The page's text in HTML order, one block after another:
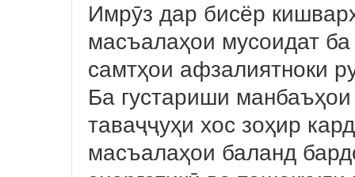
Имрӯз дар бисёр
масъалаҳои мусоидат
самтҳои афзалиятноки
Ба густариши
таваҷҷуҳи хос зоҳир
масъалаҳои баланд